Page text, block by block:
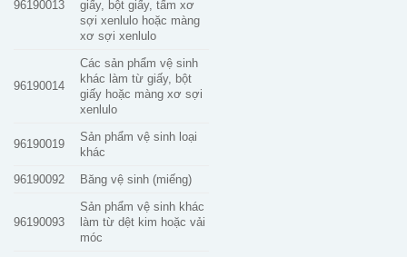
96190013
giấy, bột giấy, tấm xơ
sợi xenlulo hoặc màng
xơ sợi xenlulo
96190014
Các sản phẩm vệ sinh
khác làm từ giấy, bột
giấy hoặc màng xơ sợi
xenlulo
96190019
Sản phẩm vệ sinh loại
khác
96190092
Băng vệ sinh (miếng)
96190093
Sản phẩm vệ sinh khác
làm từ dệt kim hoặc vải
móc